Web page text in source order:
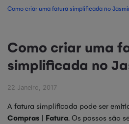
Como criar uma fatura simplificada no
Como criar uma
simplificada no
22 Janeiro, 2017
A fatura simplificada pode ser
Compras | Fatura. Os passos são